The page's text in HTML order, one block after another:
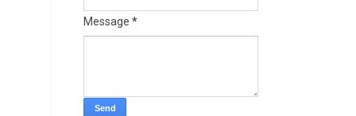
Message *